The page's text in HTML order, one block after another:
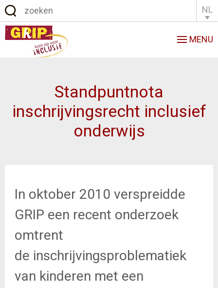
NL
MENU
Standpuntnota
inschrijvingsrecht inclusief
onderwijs
In oktober 2010 verspreidde
GRIP een recent onderzoek
omtrent
de inschrijvingsproblematiek
van kinderen met een